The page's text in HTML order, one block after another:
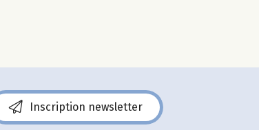
Inscription newsletter